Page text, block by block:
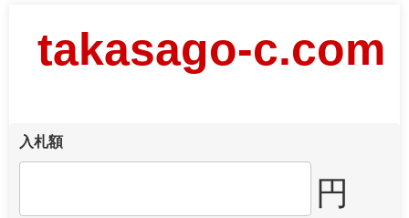
takasago-c.com
入札額
円